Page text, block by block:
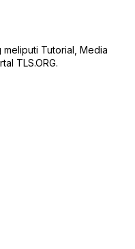
Tutorial, Media
TLS.ORG.